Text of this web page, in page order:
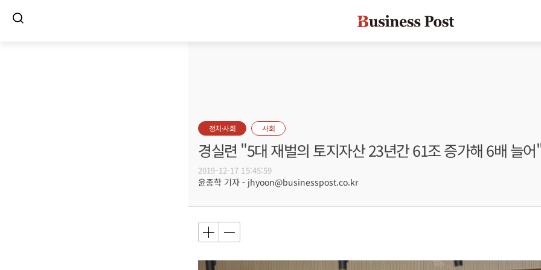
정치·사회 사회
경실련 "5대 재벌의 토지자산 23년간 61조 증가해 6배 늘
2019-12-17 15:45:59
윤종학 기자 - jhyoon@businesspost.co.kr